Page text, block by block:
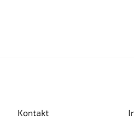
Kontakt